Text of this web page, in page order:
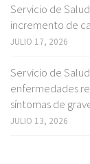
Servicio de
incremento de
JULIO 17, 2026
Servicio de
enfermedades
síntomas de
JULIO 13, 2026